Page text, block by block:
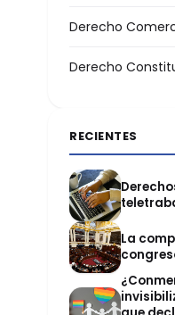
Derecho
Derecho
RECIENTES
La